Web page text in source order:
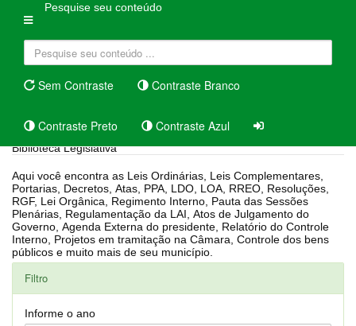
Pesquise seu conteúdo
Sem Contraste Contraste Branco
Contraste Preto Contraste Azul
Biblioteca Legislativa
Aqui você encontra as Leis Ordinárias, Leis Complementares,
Portarias, Decretos, Atas, PPA, LDO, LOA, RREO, Resoluções,
RGF, Lei Orgânica, Regimento Interno, Pauta das Sessões
Plenárias, Regulamentação da LAI, Atos de Julgamento do
Governo, Agenda Externa do presidente, Relatório do Controle
Interno, Projetos em tramitação na Câmara, Controle dos bens
públicos e muito mais de seu município.
Filtro
Informe o ano